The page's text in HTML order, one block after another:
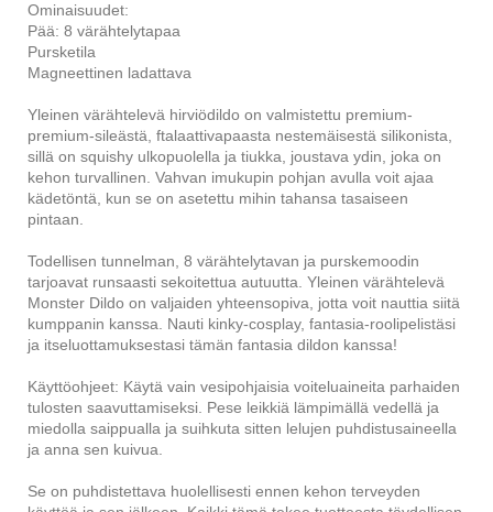
Ominaisuudet:
Pää: 8 värähtelytapaa
Pursketila
Magneettinen ladattava
Yleinen värähtelevä hirviödildo on valmistettu premium-
premium-sileästä, ftalaattivapaasta nestemäisestä silikonista,
sillä on squishy ulkopuolella ja tiukka, joustava ydin, joka on
kehon turvallinen. Vahvan imukupin pohjan avulla voit ajaa
kädetöntä, kun se on asetettu mihin tahansa tasaiseen
pintaan.
Todellisen tunnelman, 8 värähtelytavan ja purskemoodin
tarjoavat runsaasti sekoitettua autuutta. Yleinen värähtelevä
Monster Dildo on valjaiden yhteensopiva, jotta voit nauttia siitä
kumppanin kanssa. Nauti kinky-cosplay, fantasia-roolipelistäsi
ja itseluottamuksestasi tämän fantasia dildon kanssa!
Käyttöohjeet: Käytä vain vesipohjaisia ​​voiteluaineita parhaiden
tulosten saavuttamiseksi. Pese leikkiä lämpimällä vedellä ja
miedolla saippualla ja suihkuta sitten lelujen puhdistusaineella
ja anna sen kuivua.
Se on puhdistettava huolellisesti ennen kehon terveyden